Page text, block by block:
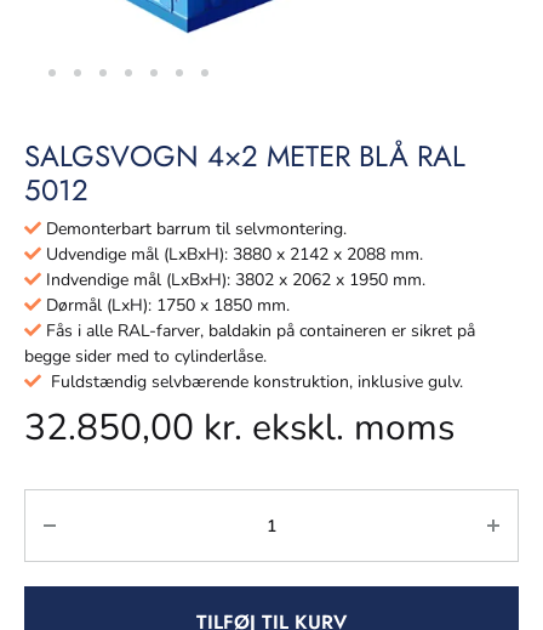
SALGSVOGN 4×2 METER BLÅ RAL
5012
Demonterbart barrum til selvmontering.
Udvendige mål (LxBxH): 3880 x 2142 x 2088 mm.
Indvendige mål (LxBxH): 3802 x 2062 x 1950 mm.
Dørmål (LxH): 1750 x 1850 mm.
Fås i alle RAL-farver, baldakin på containeren er sikret på
begge sider med to cylinderlåse.
Fuldstændig selvbærende konstruktion, inklusive gulv.
32.850,00 kr. ekskl. moms
TILFØJ TIL KURV